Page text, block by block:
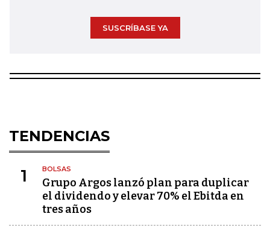
SUSCRÍBASE YA
TENDENCIAS
1 BOLSAS
Grupo Argos lanzó plan para duplicar
el dividendo y elevar 70% el Ebitda en
tres años